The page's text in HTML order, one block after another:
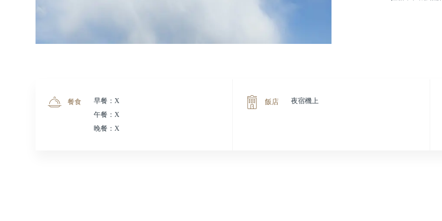
餐食
早餐：X
午餐：X
晚餐：X
飯店 夜宿機上